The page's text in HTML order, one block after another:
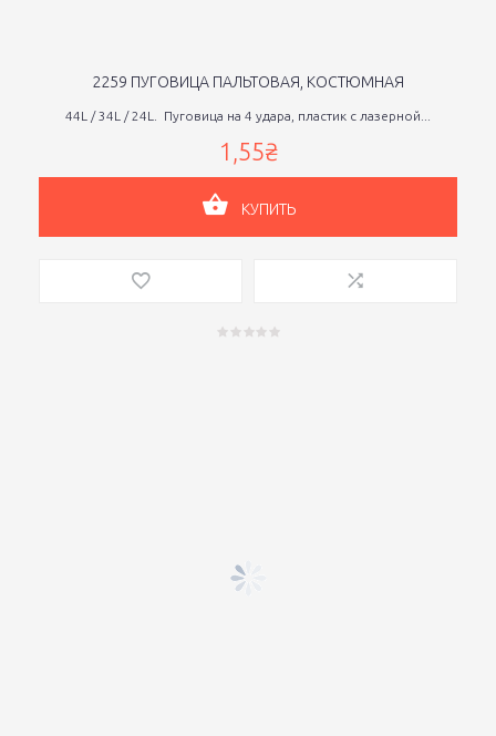
2259 ПУГОВИЦА ПАЛЬТОВАЯ, КОСТЮМНАЯ
44L / 34L / 24L. Пуговица на 4 удара, пластик с лазерной...
1,55₴
КУПИТЬ